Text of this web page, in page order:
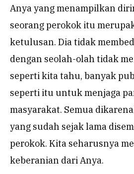
Anya yang menampilkan
seorang perokok itu
ketulusan. Dia tidak
dengan seolah-olah tidak
seperti kita tahu, banyak
seperti itu untuk menjaga
masyarakat. Semua
yang sudah sejak lama
perokok. Kita seharusnya
keberanian dari Anya.